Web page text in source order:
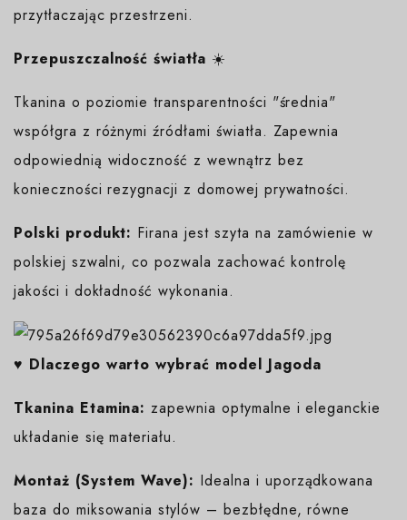
przytłaczając przestrzeni.
Przepuszczalność światła ☀️
Tkanina o poziomie transparentności "średnia"
współgra z różnymi źródłami światła. Zapewnia
odpowiednią widoczność z wewnątrz bez
konieczności rezygnacji z domowej prywatności.
Polski produkt: Firana jest szyta na zamówienie w
polskiej szwalni, co pozwala zachować kontrolę
jakości i dokładność wykonania.
♥️ Dlaczego warto wybrać model Jagoda
Tkanina Etamina: zapewnia optymalne i eleganckie
układanie się materiału.
Montaż (System Wave): Idealna i uporządkowana
baza do miksowania stylów – bezbłędne, równe